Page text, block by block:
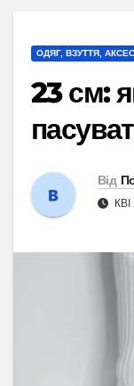
ОДЯГ, ВЗУТТЯ,
23 см:
Від